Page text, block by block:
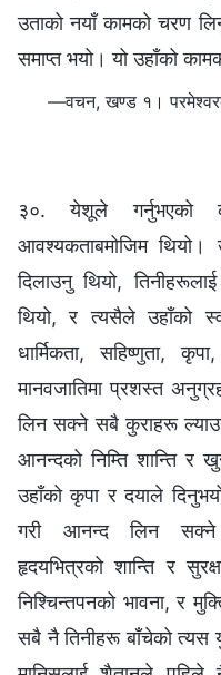
उताको नयाँ कामको चरण
समाप्त भयो। यो उहाँको
—वचन, खण्ड १।
३०. येशूले गर्नुभएको
आवश्यकताबमोजिम थियो।
दिलाउनु थियो,
थियो, र त्यसैले उहाँको
धार्मिकता, सहिष्णुता,
मानवजातिमा प्रशस्त
लिन सक्‍ने सबै कुराहरू
आनन्दको निम्ति शान्ति र
उहाँको कृपा र दयाले
गरी आनन्द लिन सक्‍ने
हृदयभित्रको शान्ति र
निश्‍चिन्‍तपनको भावना, र
सबै नै तिनीहरू बाँचेको त्यस